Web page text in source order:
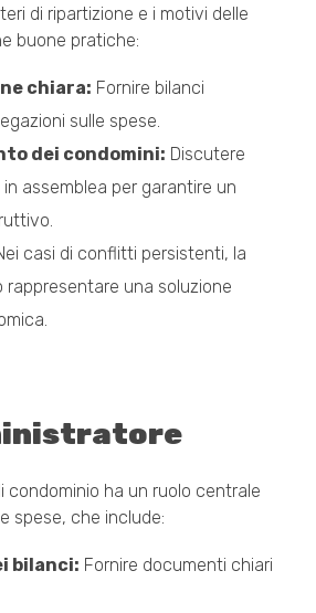
di ripartizione e i motivi delle
buone pratiche:
chiara: Fornire bilanci
sulle spese.
dei condomini: Discutere
assemblea per garantire un
casi di conflitti persistenti, la
rappresentare una soluzione
condominio ha un ruolo centrale
spese, che include:
bilanci: Fornire documenti chiari